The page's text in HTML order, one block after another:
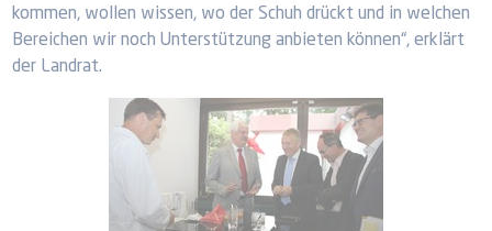
kommen, wollen wissen, wo der Schuh drückt und in welchen
Bereichen wir noch Unterstützung anbieten können“, erklärt
der Landrat.